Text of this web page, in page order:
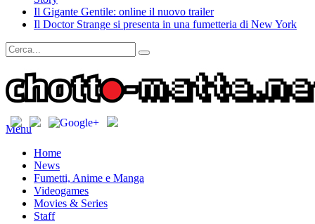
Il Gigante Gentile: online il nuovo trailer
Il Doctor Strange si presenta in una fumetteria di New York
Menu
Home
News
Fumetti, Anime e Manga
Videogames
Movies & Series
Staff